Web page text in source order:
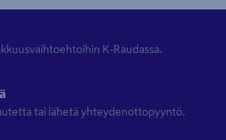
K-Raudassa.
tai lähetä yhteydenottopyyntö.